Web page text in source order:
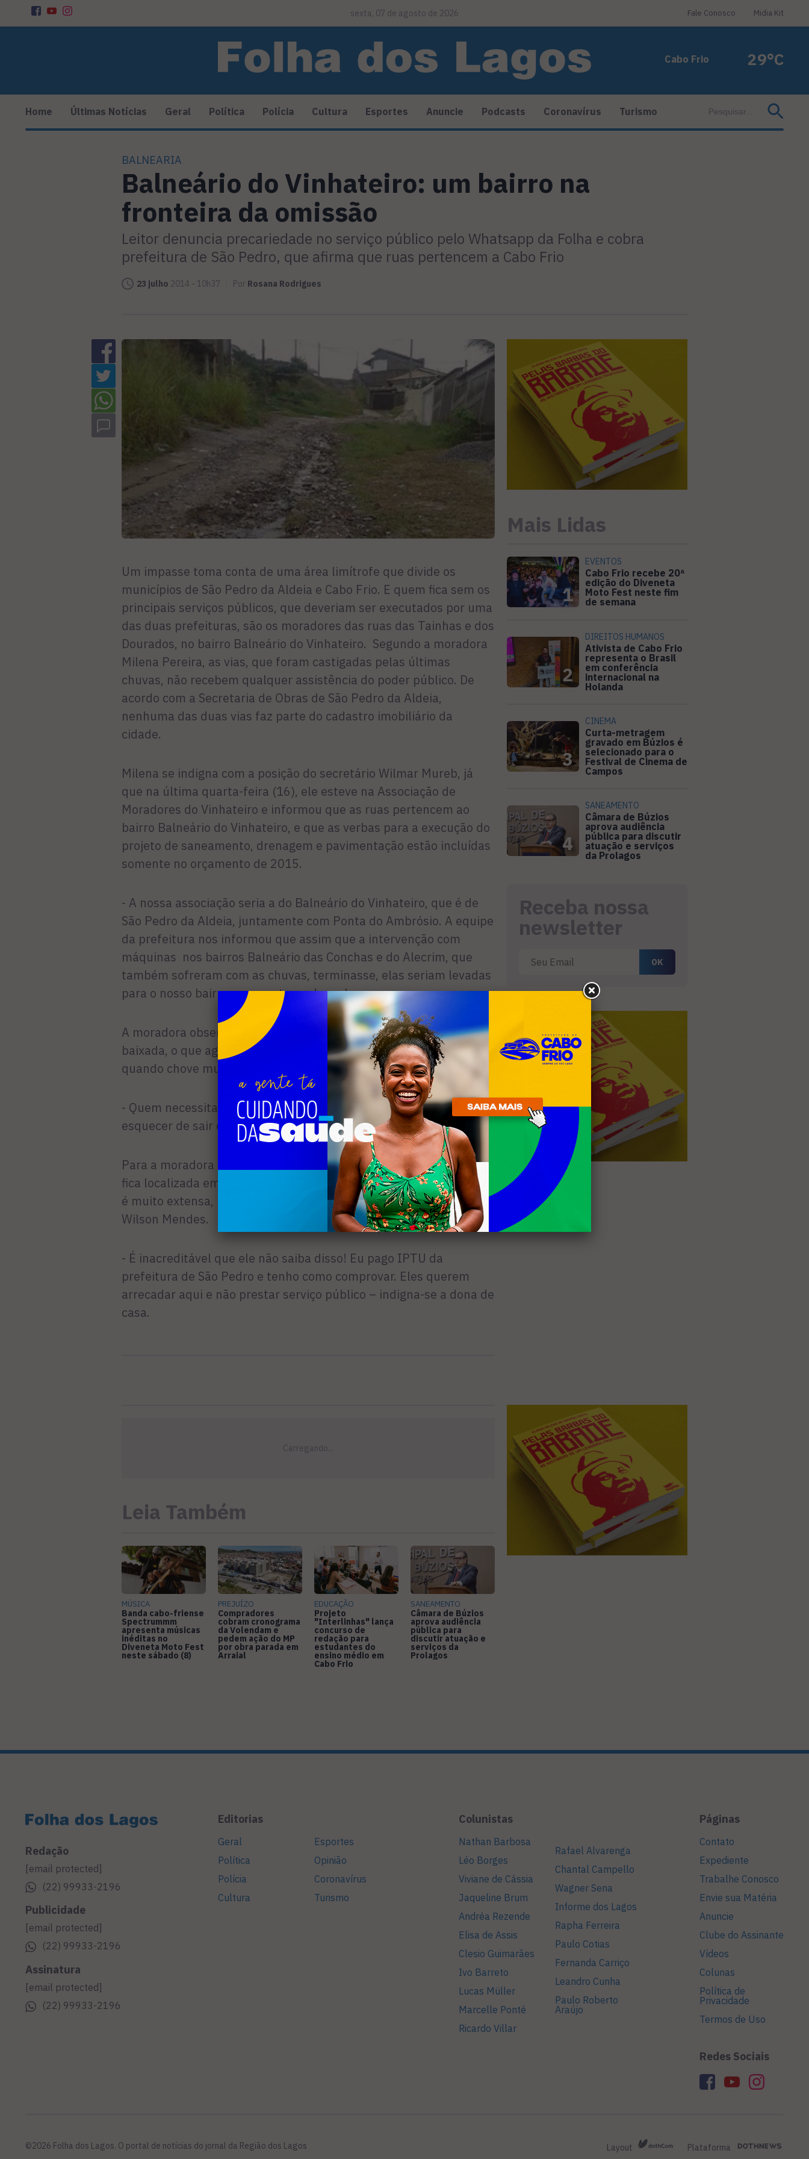
sexta, 07 de agosto de 2026 Fale Conosco Midia Kit
Cabo Frio 29°C
Home Últimas Notícias Geral Política Polícia Cultura Esportes Anuncie Podcasts Coronavírus Turismo
BALNEARIA
Balneário do Vinhateiro: um bairro na
fronteira da omissão
Leitor denuncia precariedade no serviço público pelo Whatsapp da Folha e cobra
prefeitura de São Pedro, que afirma que ruas pertencem a Cabo Frio
23 julho 2014 - 10h37 Por Rosana Rodrigues
Um impasse toma conta de uma área limítrofe que divide os
municípios de São Pedro da Aldeia e Cabo Frio. E quem fica sem os
principais serviços públicos, que deveriam ser executados por uma
das duas prefeituras, são os moradores das ruas das Tainhas e dos
Dourados, no bairro Balneário do Vinhateiro. Segundo a moradora
Milena Pereira, as vias, que foram castigadas pelas últimas
chuvas, não recebem qualquer assistência do poder público. De
acordo com a Secretaria de Obras de São Pedro da Aldeia,
nenhuma das duas vias faz parte do cadastro imobiliário da
cidade.
Milena se indigna com a posição do secretário Wilmar Mureb, já
que na última quarta-feira (16), ele esteve na Associação de
Moradores do Vinhateiro e informou que as ruas pertencem ao
bairro Balneário do Vinhateiro, e que as verbas para a execução do
projeto de saneamento, drenagem e pavimentação estão incluídas
somente no orçamento de 2015.
- A nossa associação seria a do Balneário do Vinhateiro, que é de
São Pedro da Aldeia, juntamente com Ponta do Ambrósio. A equipe
da prefeitura nos informou que assim que a intervenção com
máquinas nos bairros Balneário das Conchas e do Alecrim, que
também sofreram com as chuvas, terminasse, elas seriam levadas
para o nosso bairro – comentou a dona de casa.
A moradora observa ainda que a Rua das Tainhas fica numa
baixada, o que agrava ainda mais o trânsito pela via. Segundo ela,
quando chove muito, o terreno demora cerca de 10 dias para secar.
- Quem necessita de cadeiras de rodas para se locomover tem que
esquecer de sair de casa porque o local fica intransitável.
Para a moradora a declaração do secretário de que a sua rua não
fica localizada em São Pedro da Aldeia é inacreditável, já que a rua
é muito extensa, pois tem início no bairro e termina na Avenida
Wilson Mendes.
- É inacreditável que ele não saiba disso! Eu pago IPTU da
prefeitura de São Pedro e tenho como comprovar. Eles querem
arrecadar aqui e não prestar serviço público – indigna-se a dona de
casa.
Mais Lidas
1
EVENTOS
Cabo Frio recebe 20ª
edição do Diveneta
Moto Fest neste fim
de semana
2
DIREITOS HUMANOS
Ativista de Cabo Frio
representa o Brasil
em conferência
internacional na
Holanda
3
CINEMA
Curta-metragem
gravado em Búzios é
selecionado para o
Festival de Cinema de
Campos
4
SANEAMENTO
Câmara de Búzios
aprova audiência
pública para discutir
atuação e serviços
da Prolagos
Receba nossa
newsletter
Leia Também
MÚSICA
Banda cabo-friense
Spectrummm
apresenta músicas
inéditas no
Diveneta Moto Fest
neste sábado (8)
PREJUÍZO
Compradores
cobram cronograma
da Volendam e
pedem ação do MP
por obra parada em
Arraial
EDUCAÇÃO
Projeto
"Interlinhas" lança
concurso de
redação para
estudantes do
ensino médio em
Cabo Frio
SANEAMENTO
Câmara de Búzios
aprova audiência
pública para
discutir atuação e
serviços da
Prolagos
Redação
[email protected]
(22) 99933-2196
Publicidade
[email protected]
(22) 99933-2196
Assinatura
[email protected]
(22) 99933-2196
Editorias
Geral
Política
Polícia
Cultura
Esportes
Opinião
Coronavírus
Turismo
Colunistas
Nathan Barbosa
Léo Borges
Viviane de Cássia
Jaqueline Brum
Andréa Rezende
Elisa de Assis
Clesio Guimarães
Ivo Barreto
Lucas Müller
Marcelle Ponté
Ricardo Villar
Rafael Alvarenga
Chantal Campello
Wagner Sena
Informe dos Lagos
Rapha Ferreira
Paulo Cotias
Fernanda Carriço
Leandro Cunha
Paulo Roberto
Araújo
Páginas
Contato
Expediente
Trabalhe Conosco
Envie sua Matéria
Anuncie
Clube do Assinante
Vídeos
Colunas
Política de
Privacidade
Termos de Uso
Redes Sociais
©2026 Folha dos Lagos. O portal de notícias do jornal da Região dos Lagos Layout Plataforma